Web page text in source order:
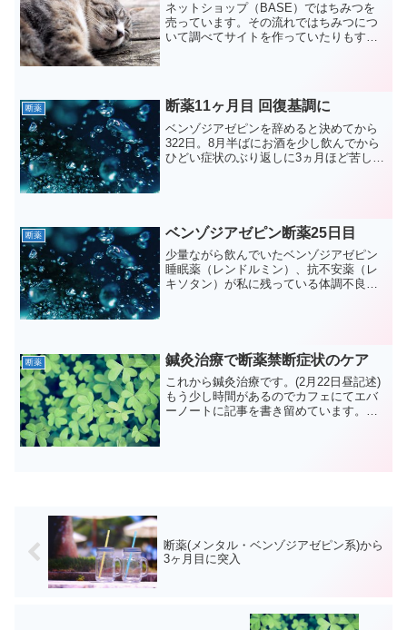
ネットショップ（BASE）ではちみつを
売っています。その流れではちみつにつ
いて調べてサイトを作っていたりもする
断薬 断薬11ヶ月目 回復基調に
ベンゾジアゼピンを辞めると決めてから
322日。8月半ばにお酒を少し飲んでから
ひどい症状のぶり返しに3ヵ月ほど苦しん
断薬 ベンゾジアゼピン断薬25日目
少量ながら飲んでいたベンゾジアゼピン
睡眠薬（レンドルミン）、抗不安薬（レ
キソタン）が私に残っている体調不良の
断薬 鍼灸治療で断薬禁断症状のケア
これから鍼灸治療です。(2月22日昼記述)
もう少し時間があるのでカフェにてエバ
ーノートに記事を書き留めています。２
断薬(メンタル・ベンゾジアゼピン系)から
3ヶ月目に突入